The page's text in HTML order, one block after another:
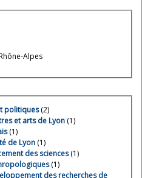
Alpes
politiques(2)
et arts de Lyon (1)
(1)
de Lyon (1)
des sciences(1)
(1)
des recherches de